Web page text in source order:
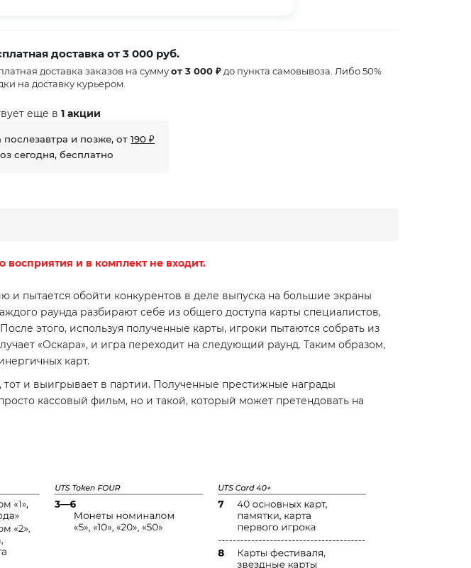
доставка от 3 000 руб.
доставка заказов на суммуот 3 000 ₽ до пункта самовывоза. Либо 50%
на доставку курьером.
еще в1 акции
послезавтра и позже, от190 ₽
сегодня, бесплатно
восприятия и в комплект не входит.
пытается обойти конкурентов в деле выпуска на большие экраны
раунда разбирают себе из общего доступа карты специалистов,
этого, используя полученные карты, игроки пытаются собрать из
«Оскара», и игра переходит на следующий раунд. Таким образом,
карт.
тот и выигрывает в партии. Полученные престижные награды
кассовый фильм, но и такой, который может претендовать на